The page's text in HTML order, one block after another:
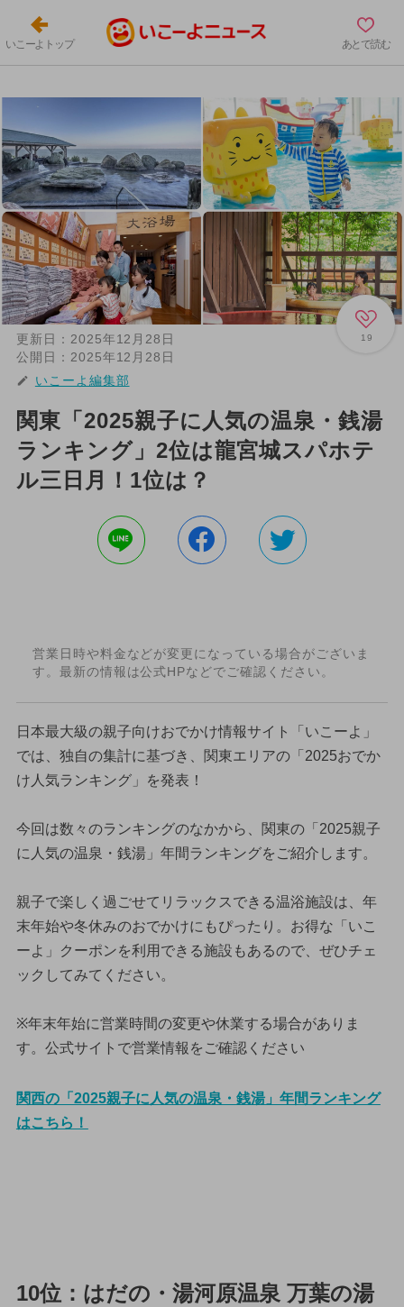
いこーよトップ あとで読む
19
更新日： 2025年12月28日
公開日： 2025年12月28日
いこーよ編集部
関東「2025親子に人気の温泉・銭湯
ランキング」2位は龍宮城スパホテ
ル三日月！1位は？
営業日時や料金などが変更になっている場合がございま
す。最新の情報は公式HPなどでご確認ください。
日本最大級の親子向けおでかけ情報サイト「いこーよ」
では、独自の集計に基づき、関東エリアの「2025おでか
け人気ランキング」を発表！
今回は数々のランキングのなかから、関東の「2025親子
に人気の温泉・銭湯」年間ランキングをご紹介します。
親子で楽しく過ごせてリラックスできる温浴施設は、年
末年始や冬休みのおでかけにもぴったり。お得な「いこ
ーよ」クーポンを利用できる施設もあるので、ぜひチェ
ックしてみてください。
※年末年始に営業時間の変更や休業する場合がありま
す。公式サイトで営業情報をご確認ください
関西の「2025親子に人気の温泉・銭湯」年間ランキング
はこちら！
10位：はだの・湯河原温泉 万葉の湯